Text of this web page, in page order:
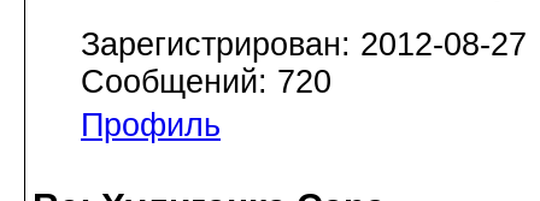
Зарегистрирован: 2012-08-27
Сообщений: 720
Профиль